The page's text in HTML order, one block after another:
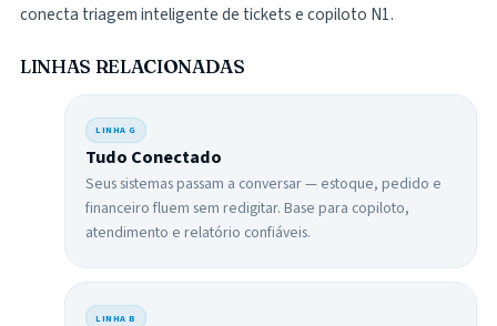
conecta triagem inteligente de tickets e copiloto N1.
LINHAS RELACIONADAS
LINHAG
Tudo Conectado
Seus sistemas passam a conversar — estoque, pedido e
financeiro fluem sem redigitar. Base para copiloto,
atendimento e relatório confiáveis.
LINHAB